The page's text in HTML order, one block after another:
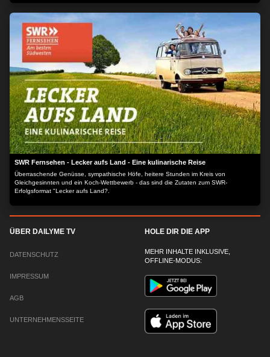
SWR Fernsehen - Lecker aufs Land - Eine kulinarische Reise
Überraschende Genüsse, sympathische Höfe, heitere Stunden im Kreis von
Gleichgesinnten und ein Koch-Wettbewerb - das sind die Zutaten zum SWR-
Erfolgsformat "Lecker aufs Land?.
ÜBER DAILYME TV
DATENSCHUTZ
IMPRESSUM
AGB
UNTERNEHMENSSEITE
HOLE DIR DIE APP
MEHR INHALTE INKLUSIVE,
OFFLINE-MODUS: